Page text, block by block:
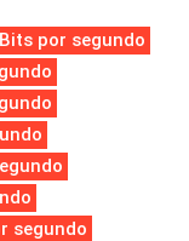
Bits por segundo
segundo